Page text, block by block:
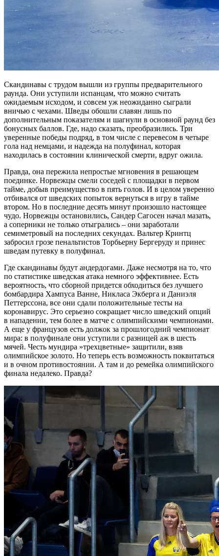
Скандинавы с трудом вышли из группы предварительного
раунда. Они уступили испанцам, что можно считать
ожидаемым исходом, и совсем уж неожиданно сыграли
вничью с чехами. Шведы обошли славян лишь по
дополнительным показателям и шагнули в основной раунд без
бонусных баллов. Где, надо сказать, преобразились. Три
уверенные победы подряд, в том числе с перевесом в четыре
гола над немцами, и надежда на полуфинал, которая
находилась в состоянии клинической смерти, вдруг ожила.
Правда, она пережила непростые мгновения в решающем
поединке. Норвежцы смели соседей с площадки в первом
тайме, добыв преимущество в пять голов. И в целом уверенно
отбивался от шведских попыток вернуться в игру в тайме
втором. Но в последние десять минут произошло настоящее
чудо. Норвежцы остановились, Сандер Сагосен начал мазать,
а соперники не только отыгрались – они заработали
семиметровый на последних секундах. Вальтер Кринтц
забросил грозе пенальтистов Торбьерну Бергеруду и принес
шведам путевку в полуфинал.
Где скандинавы будут андердогами. Даже несмотря на то, что
по статистике шведская атака немного эффективнее. Есть
вероятность, что сборной придется обходиться без лучшего
бомбардира Хампуса Ванне, Никласа Экберга и Даниэля
Петтерссона, все они сдали положительные тесты на
коронавирус. Это серьезно сокращает число шведский опций
в нападении, тем более в матче с олимпийскими чемпионами.
А еще у французов есть должок за прошлогодний чемпионат
мира: в полуфинале они уступили с разницей аж в шесть
мячей. Честь мундира »трехцветные» защитили, взяв
олимпийское золото. Но теперь есть возможность поквитаться
и в очном противостоянии. А там и до ремейка олимпийского
финала недалеко. Правда?